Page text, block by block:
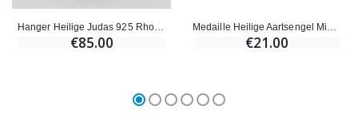
Hanger Heilige Judas 925 Rhodium Zilver - 23mm
€85.00 €21.00